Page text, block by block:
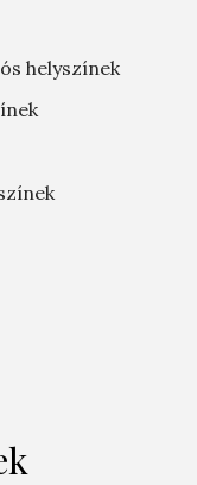
helyszínek